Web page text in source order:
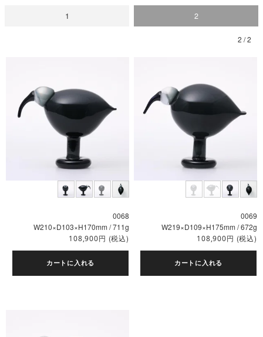
1 2
0068
W210×D103×H170mm / 711g
108,900円 (税込)
カートに入れる
0069
W219×D109×H175mm / 672g
108,900円 (税込)
カートに入れる